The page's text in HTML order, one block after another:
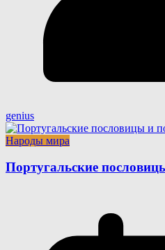
genius
Народы мира
Португальские